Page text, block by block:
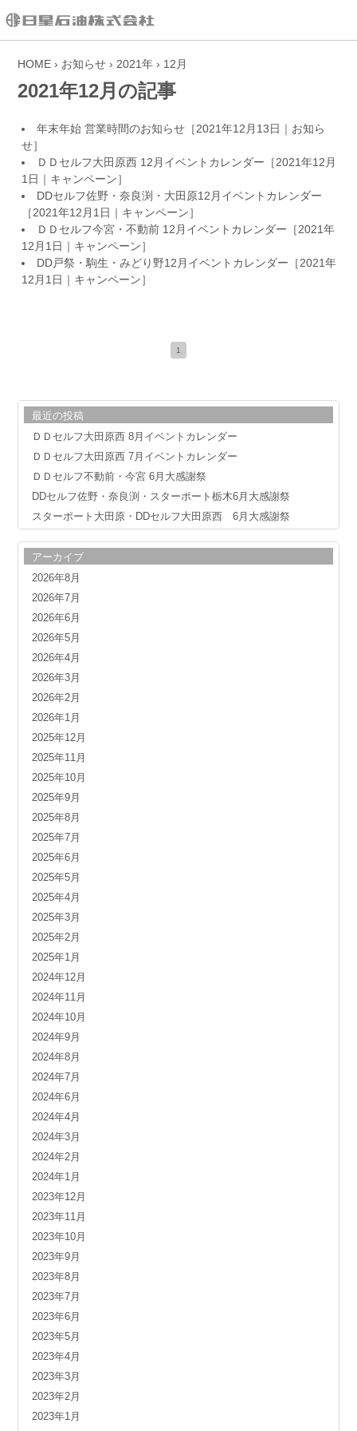
HOME › お知らせ › 2021年 › 12月
2021年12月の記事
年末年始 営業時間のお知らせ ［2021年12月13日｜ お知ら
せ］
ＤＤセルフ大田原西 12月イベントカレンダー ［2021年12月
1日｜ キャンペーン］
DDセルフ佐野・奈良渕・大田原12月イベントカレンダー
［2021年12月1日｜ キャンペーン］
ＤＤセルフ今宮・不動前 12月イベントカレンダー ［2021年
12月1日｜ キャンペーン］
DD戸祭・駒生・みどり野12月イベントカレンダー ［2021年
12月1日｜ キャンペーン］
1
最近の投稿
ＤＤセルフ大田原西 8月イベントカレンダー
ＤＤセルフ大田原西 7月イベントカレンダー
ＤＤセルフ不動前・今宮 6月大感謝祭
DDセルフ佐野・奈良渕・スターポート栃木6月大感謝祭
スターポート大田原・DDセルフ大田原西 6月大感謝祭
アーカイブ
2026年8月
2026年7月
2026年6月
2026年5月
2026年4月
2026年3月
2026年2月
2026年1月
2025年12月
2025年11月
2025年10月
2025年9月
2025年8月
2025年7月
2025年6月
2025年5月
2025年4月
2025年3月
2025年2月
2025年1月
2024年12月
2024年11月
2024年10月
2024年9月
2024年8月
2024年7月
2024年6月
2024年4月
2024年3月
2024年2月
2024年1月
2023年12月
2023年11月
2023年10月
2023年9月
2023年8月
2023年7月
2023年6月
2023年5月
2023年4月
2023年3月
2023年2月
2023年1月